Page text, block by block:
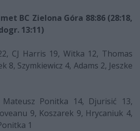
BC Zielona Góra 88:86 (28:18,
13:11)
CJ Harris 19, Witka 12, Thomas
8, Szymkiewicz 4, Adams 2, Jeszke
Ponitka 14, Djurisić 13,
9, Koszarek 9, Hrycaniuk 4,
1